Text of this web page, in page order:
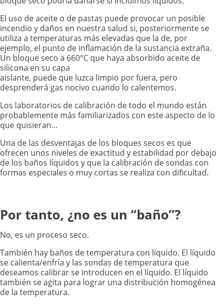
El uso de aceite o de pastas puede provocar un posible
incendio y daños en nuestra salud si, posteriormente se
utiliza a temperaturas más elevadas que la de, por
ejemplo, el punto de inflamación de la sustancia extraña.
Un bloque seco a 660°C que haya absorbido aceite de
silicona en su capa
aislante, puede que luzca limpio por fuera, pero
desprenderá gas nocivo cuando lo calentemos.
Los laboratorios de calibración de todo el mundo están
probablemente más familiarizados con este aspecto de lo
que quisieran…
Una de las desventajas de los bloques secos es que
ofrecen unos niveles de exactitud y estabilidad por debajo
de los baños líquidos y que la calibración de sondas con
formas especiales o muy cortas se realiza con dificultad.
Por tanto, ¿no es un “baño”?
No, es un proceso seco.
También hay baños de temperatura con líquido. El líquido
se calienta/enfría y las sondas de temperatura que
deseamos calibrar se introducen en el líquido. El líquido
también se agita para lograr una distribución homogénea
de la temperatura.